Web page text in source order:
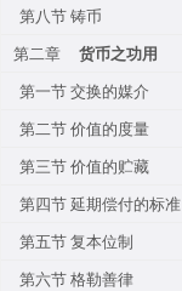
第八节 铸币
第二章
货币之功用
第一节 交换的媒介
第二节 价值的度量
第三节 价值的贮藏
第四节 延期偿付的标准
第五节 复本位制
第六节 格勒善律